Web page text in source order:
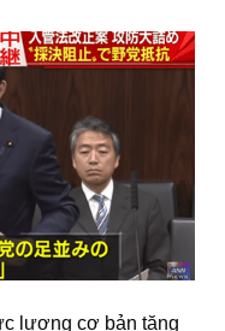
lương cơ bản tăng